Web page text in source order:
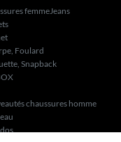
femmeJeans
Foulard
Snapback
chaussures homme